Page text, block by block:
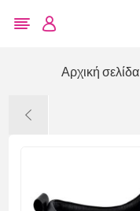
Αρχική σελίδα